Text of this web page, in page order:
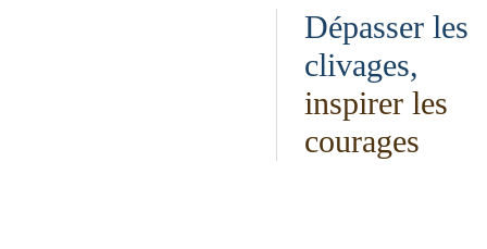
Dépasser les
clivages,
inspirer les
courages